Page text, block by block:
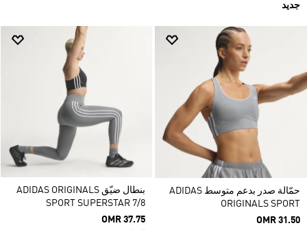
جديد
حمّالة صدر بدعم متوسط ADIDAS
ORIGINALS SPORT
OMR 31.50
بنطال ضيّق ADIDAS ORIGINALS
SPORT SUPERSTAR 7/8
OMR 37.75